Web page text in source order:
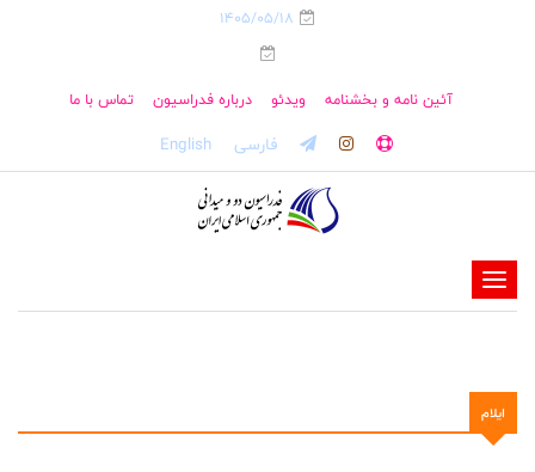
1405/05/18
آئین نامه و بخشنامه ویدئو درباره فدراسیون تماس با ما
فارسی English
-
-
-
-
-
ايلام